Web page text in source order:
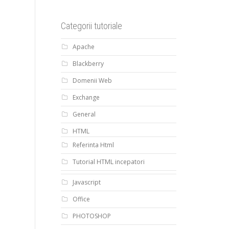
Categorii tutoriale
Apache
Blackberry
Domenii Web
Exchange
General
HTML
Referinta Html
Tutorial HTML incepatori
Javascript
Office
PHOTOSHOP